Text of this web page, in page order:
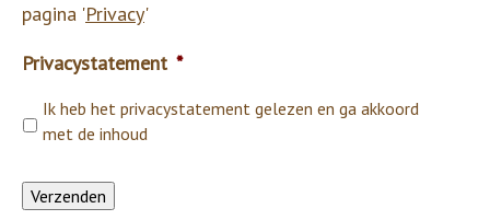
pagina 'Privacy'
Privacystatement *
Ik heb het privacystatement gelezen en ga akkoord
met de inhoud
Verzenden